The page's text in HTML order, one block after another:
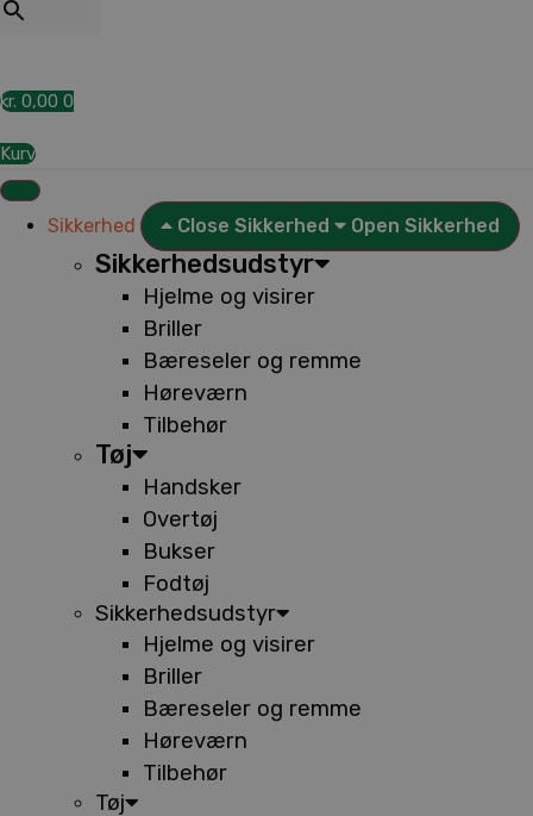
kr. 0,00 0
Kurv
Sikkerhed Close Sikkerhed Open Sikkerhed
Sikkerhedsudstyr
Hjelme og visirer
Briller
Bæreseler og remme
Høreværn
Tilbehør
Tøj
Handsker
Overtøj
Bukser
Fodtøj
Sikkerhedsudstyr
Hjelme og visirer
Briller
Bæreseler og remme
Høreværn
Tilbehør
Tøj